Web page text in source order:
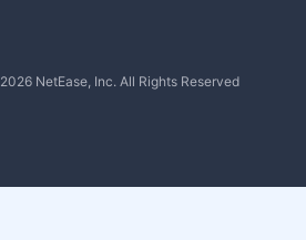
2026NetEase, Inc. All Rights Reserved